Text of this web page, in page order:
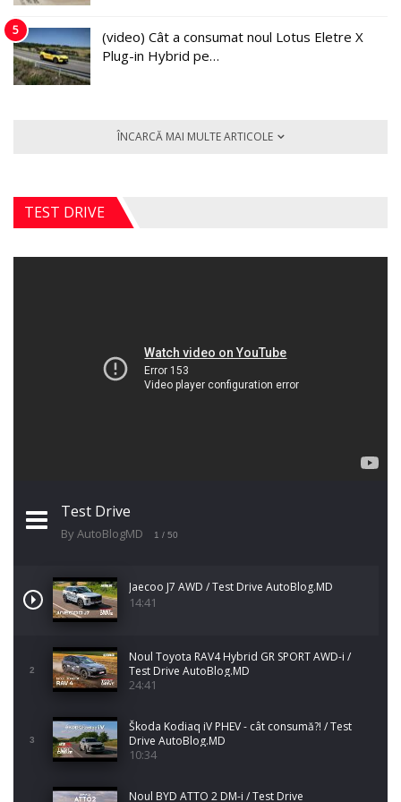
5
(video) Cât a consumat noul Lotus Eletre X
Plug-in Hybrid pe…
ÎNCARCĂ MAI MULTE ARTICOLE
TEST DRIVE
Test Drive
By AutoBlogMD 1 / 50
Jaecoo J7 AWD / Test Drive AutoBlog.MD
14:41
2
Noul Toyota RAV4 Hybrid GR SPORT AWD-i /
Test Drive AutoBlog.MD
24:41
3
Škoda Kodiaq iV PHEV - cât consumă?! / Test
Drive AutoBlog.MD
10:34
Noul BYD ATTO 2 DM-i / Test Drive